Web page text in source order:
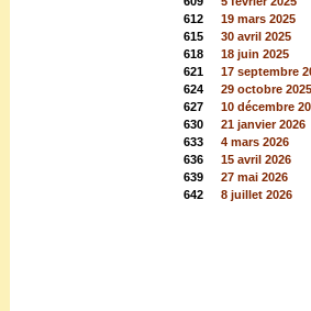
612
19 mars 2025
615
30 avril 2025
618
18 juin 2025
621
17 septembre
624
29 octobre 2025
627
10 décembre
630
21 janvier 2026
633
4 mars 2026
636
15 avril 2026
639
27 mai 2026
642
8 juillet 2026